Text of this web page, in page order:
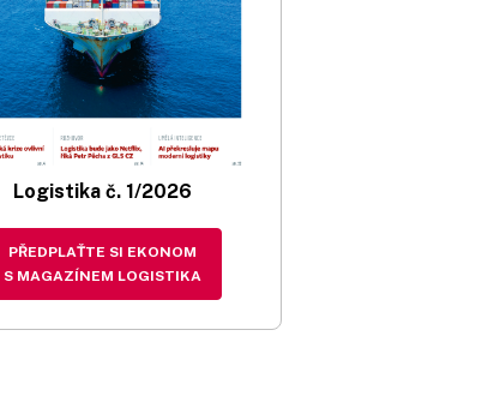
Logistika č. 1/2026
PŘEDPLAŤTE SI EKONOM
S MAGAZÍNEM LOGISTIKA